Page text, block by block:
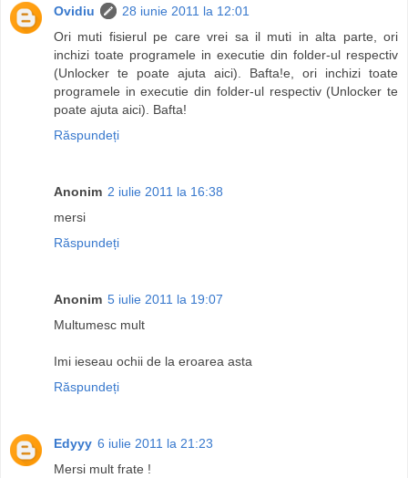
Ovidiu
28 iunie 2011 la 12:01
Ori muti fisierul pe care vrei sa il muti in alta parte, ori
inchizi toate programele in executie din folder-ul respectiv
(Unlocker te poate ajuta aici). Bafta!e, ori inchizi toate
programele in executie din folder-ul respectiv (Unlocker te
poate ajuta aici). Bafta!
Răspundeți
Anonim 2 iulie 2011 la 16:38
mersi
Răspundeți
Anonim 5 iulie 2011 la 19:07
Multumesc mult
Imi ieseau ochii de la eroarea asta
Răspundeți
Edyyy 6 iulie 2011 la 21:23
Mersi mult frate !